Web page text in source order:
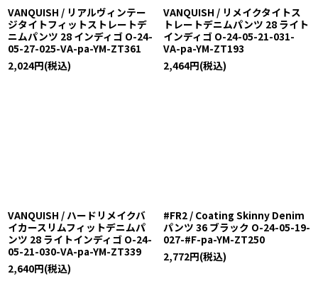
VANQUISH / リアルヴィンテー
ジタイトフィットストレートデ
ニムパンツ 28 インディゴ O-24-
05-27-025-VA-pa-YM-ZT361
2,024円(税込)
VANQUISH / リメイクタイトス
トレートデニムパンツ 28 ライト
インディゴ O-24-05-21-031-
VA-pa-YM-ZT193
2,464円(税込)
VANQUISH / ハードリメイクバ
イカースリムフィットデニムパ
ンツ 28 ライトインディゴ O-24-
05-21-030-VA-pa-YM-ZT339
2,640円(税込)
#FR2 / Coating Skinny Denim
パンツ 36 ブラック O-24-05-19-
027-#F-pa-YM-ZT250
2,772円(税込)